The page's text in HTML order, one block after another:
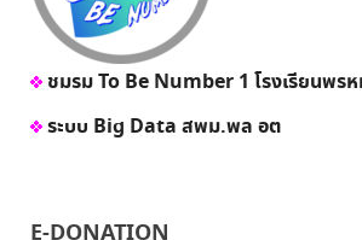
ชมรม To Be Number 1 โรงเรียนพร
ระบบ Big Data สพม.พล อต
E-DONATION